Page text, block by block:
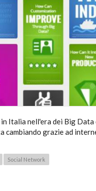
Italia nell'era dei Big
cambiando grazie ad
Social Network